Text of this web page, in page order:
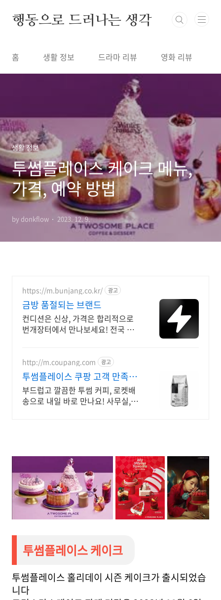
행동으로 드러나는 생각
홈 생활 정보 드라마 리뷰 영화 리뷰
생활 정보
투썸플레이스 케이크 메뉴,
가격, 예약 방법
by donkflow 2023. 12. 9.
https://m.bunjang.co.kr/ 광고
금방 품절되는 브랜드
컨디션은 신상, 가격은 합리적으로
번개장터에서 만나보세요! 전국 각
드
http://m.coupang.com 광고
투썸플레이스 쿠팡 고객 만족도
높은 커피
부드럽고 깔끔한 투썸 커피, 로켓배
송으로 내일 바로 만나요! 사무실,
투썸플레이스 케이크
투썸플레이스 홀리데이 시즌 케이크가 출시되었습
니다